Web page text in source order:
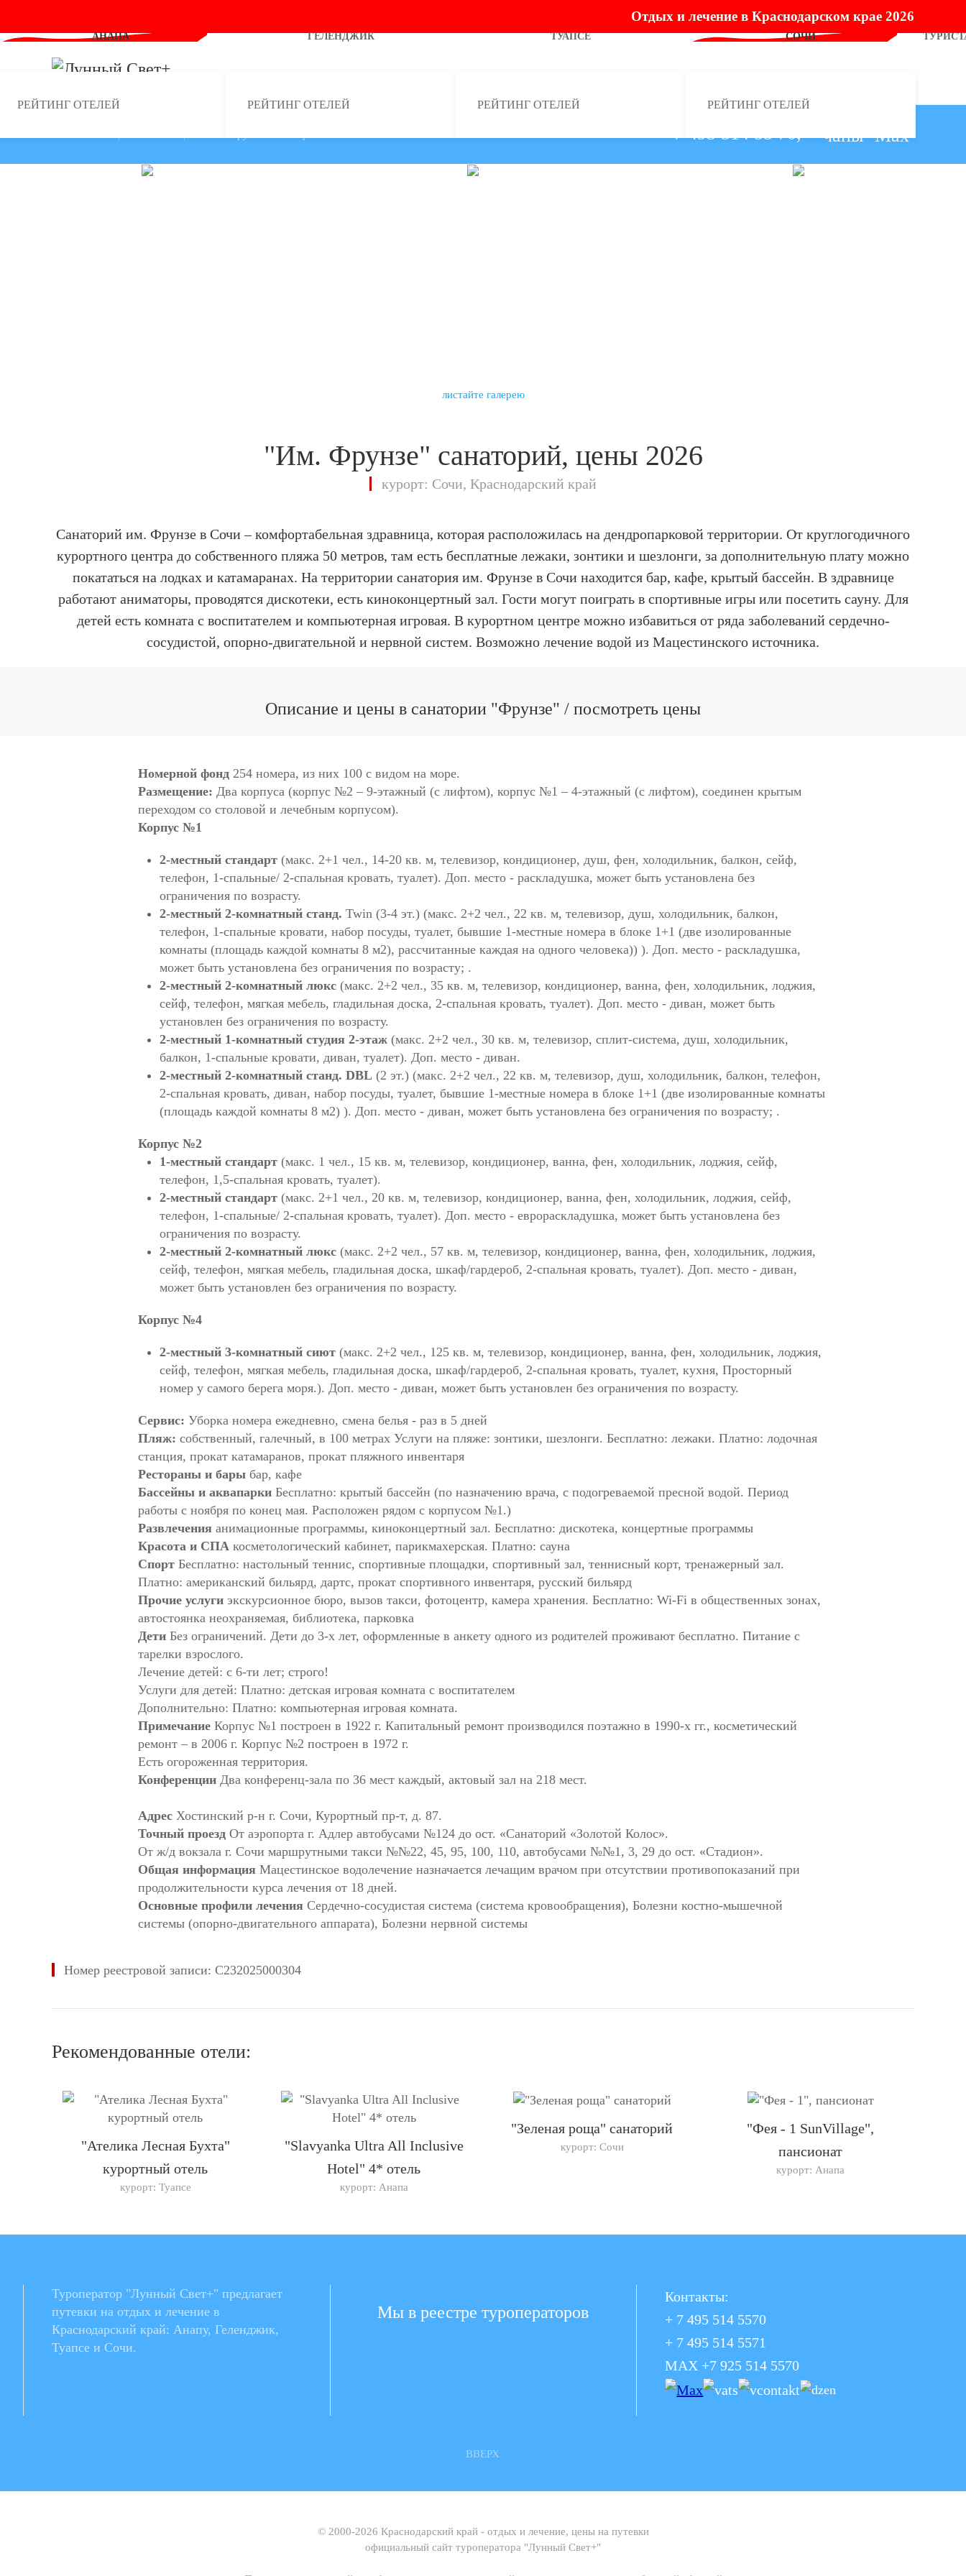
Skip to main content
Отдых и лечение в Краснодарском крае 2026
АНАПА
РЕЙТИНГ ОТЕЛЕЙ
ГЕЛЕНДЖИК
РЕЙТИНГ ОТЕЛЕЙ
ТУАПСЕ
РЕЙТИНГ ОТЕЛЕЙ
СОЧИ
РЕЙТИНГ ОТЕЛЕЙ
+7 495 514 55 70,
листайте галерею
"Им. Фрунзе" санаторий, цены 2026
курорт: Сочи, Краснодарский край
Санаторий им. Фрунзе в Сочи – комфортабельная здравница, которая расположилась на дендропарковой территории. От круглогодичного
курортного центра до собственного пляжа 50 метров, там есть бесплатные лежаки, зонтики и шезлонги, за дополнительную плату можно
покататься на лодках и катамаранах. На территории санатория им. Фрунзе в Сочи находится бар, кафе, крытый бассейн. В здравнице
работают аниматоры, проводятся дискотеки, есть киноконцертный зал. Гости могут поиграть в спортивные игры или посетить сауну. Для
детей есть комната с воспитателем и компьютерная игровая. В курортном центре можно избавиться от ряда заболеваний сердечно-
сосудистой, опорно-двигательной и нервной систем. Возможно лечение водой из Мацестинского источника.
Описание и цены в санатории "Фрунзе" / посмотреть цены
Номерной фонд 254 номера, из них 100 с видом на море.
Размещение: Два корпуса (корпус №2 – 9-этажный (с лифтом), корпус №1 – 4-этажный (с лифтом), соединен крытым
переходом со столовой и лечебным корпусом).
Корпус №1
2-местный стандарт (макс. 2+1 чел., 14-20 кв. м, телевизор, кондиционер, душ, фен, холодильник, балкон, сейф,
телефон, 1-спальные/ 2-спальная кровать, туалет). Доп. место - раскладушка, может быть установлена без
ограничения по возрасту.
2-местный 2-комнатный станд. Twin (3-4 эт.) (макс. 2+2 чел., 22 кв. м, телевизор, душ, холодильник, балкон,
телефон, 1-спальные кровати, набор посуды, туалет, бывшие 1-местные номера в блоке 1+1 (две изолированные
комнаты (площадь каждой комнаты 8 м2), рассчитанные каждая на одного человека)) ). Доп. место - раскладушка,
может быть установлена без ограничения по возрасту; .
2-местный 2-комнатный люкс (макс. 2+2 чел., 35 кв. м, телевизор, кондиционер, ванна, фен, холодильник, лоджия,
сейф, телефон, мягкая мебель, гладильная доска, 2-спальная кровать, туалет). Доп. место - диван, может быть
установлен без ограничения по возрасту.
2-местный 1-комнатный студия 2-этаж (макс. 2+2 чел., 30 кв. м, телевизор, сплит-система, душ, холодильник,
балкон, 1-спальные кровати, диван, туалет). Доп. место - диван.
2-местный 2-комнатный станд. DBL (2 эт.) (макс. 2+2 чел., 22 кв. м, телевизор, душ, холодильник, балкон, телефон,
2-спальная кровать, диван, набор посуды, туалет, бывшие 1-местные номера в блоке 1+1 (две изолированные комнаты
(площадь каждой комнаты 8 м2) ). Доп. место - диван, может быть установлена без ограничения по возрасту; .
Корпус №2
1-местный стандарт (макс. 1 чел., 15 кв. м, телевизор, кондиционер, ванна, фен, холодильник, лоджия, сейф,
телефон, 1,5-спальная кровать, туалет).
2-местный стандарт (макс. 2+1 чел., 20 кв. м, телевизор, кондиционер, ванна, фен, холодильник, лоджия, сейф,
телефон, 1-спальные/ 2-спальная кровать, туалет). Доп. место - еврораскладушка, может быть установлена без
ограничения по возрасту.
2-местный 2-комнатный люкс (макс. 2+2 чел., 57 кв. м, телевизор, кондиционер, ванна, фен, холодильник, лоджия,
сейф, телефон, мягкая мебель, гладильная доска, шкаф/гардероб, 2-спальная кровать, туалет). Доп. место - диван,
может быть установлен без ограничения по возрасту.
Корпус №4
2-местный 3-комнатный сиют (макс. 2+2 чел., 125 кв. м, телевизор, кондиционер, ванна, фен, холодильник, лоджия,
сейф, телефон, мягкая мебель, гладильная доска, шкаф/гардероб, 2-спальная кровать, туалет, кухня, Просторный
номер у самого берега моря.). Доп. место - диван, может быть установлен без ограничения по возрасту.
Сервис: Уборка номера ежедневно, смена белья - раз в 5 дней
Пляж: собственный, галечный, в 100 метрах Услуги на пляже: зонтики, шезлонги. Бесплатно: лежаки. Платно: лодочная
станция, прокат катамаранов, прокат пляжного инвентаря
Рестораны и бары бар, кафе
Бассейны и аквапарки Бесплатно: крытый бассейн (по назначению врача, с подогреваемой пресной водой. Период
работы с ноября по конец мая. Расположен рядом с корпусом №1.)
Развлечения анимационные программы, киноконцертный зал. Бесплатно: дискотека, концертные программы
Красота и СПА косметологический кабинет, парикмахерская. Платно: сауна
Спорт Бесплатно: настольный теннис, спортивные площадки, спортивный зал, теннисный корт, тренажерный зал.
Платно: американский бильярд, дартс, прокат спортивного инвентаря, русский бильярд
Прочие услуги экскурсионное бюро, вызов такси, фотоцентр, камера хранения. Бесплатно: Wi-Fi в общественных зонах,
автостоянка неохраняемая, библиотека, парковка
Дети Без ограничений. Дети до 3-х лет, оформленные в анкету одного из родителей проживают бесплатно. Питание с
тарелки взрослого.
Лечение детей: c 6-ти лет; строго!
Услуги для детей: Платно: детская игровая комната с воспитателем
Дополнительно: Платно: компьютерная игровая комната.
Примечание Корпус №1 построен в 1922 г. Капитальный ремонт производился поэтажно в 1990-х гг., косметический
ремонт – в 2006 г. Корпус №2 построен в 1972 г.
Есть огороженная территория.
Конференции Два конференц-зала по 36 мест каждый, актовый зал на 218 мест.
Адрес Хостинский р-н г. Сочи, Курортный пр-т, д. 87.
Точный проезд От аэропорта г. Адлер автобусами №124 до ост. «Санаторий «Золотой Колос».
От ж/д вокзала г. Сочи маршрутными такси №№22, 45, 95, 100, 110, автобусами №№1, 3, 29 до ост. «Стадион».
Общая информация Мацестинское водолечение назначается лечащим врачом при отсутствии противопоказаний при
продолжительности курса лечения от 18 дней.
Основные профили лечения Сердечно-сосудистая система (система кровообращения), Болезни костно-мышечной
системы (опорно-двигательного аппарата), Болезни нервной системы
Номер реестровой записи: С232025000304
Рекомендованные отели:
"Ателика Лесная Бухта"
курортный отель
курорт: Туапсе
"Slavyanka Ultra All Inclusive
Hotel" 4* отель
курорт: Анапа
"Зеленая роща" санаторий
курорт: Сочи
"Фея - 1 SunVillage",
пансионат
курорт: Анапа
Туроператор "Лунный Свет+" предлагает
путевки на отдых и лечение в
Краснодарский край: Анапу, Геленджик,
Туапсе и Сочи.
Мы в реестре туроператоров
Контакты:
+ 7 495 514 5570
+ 7 495 514 5571
MAX +7 925 514 5570
ВВЕРХ
© 2000-2026 Краснодарский край - отдых и лечение, цены на путевки
официальный сайт туроператора "Лунный Свет+"